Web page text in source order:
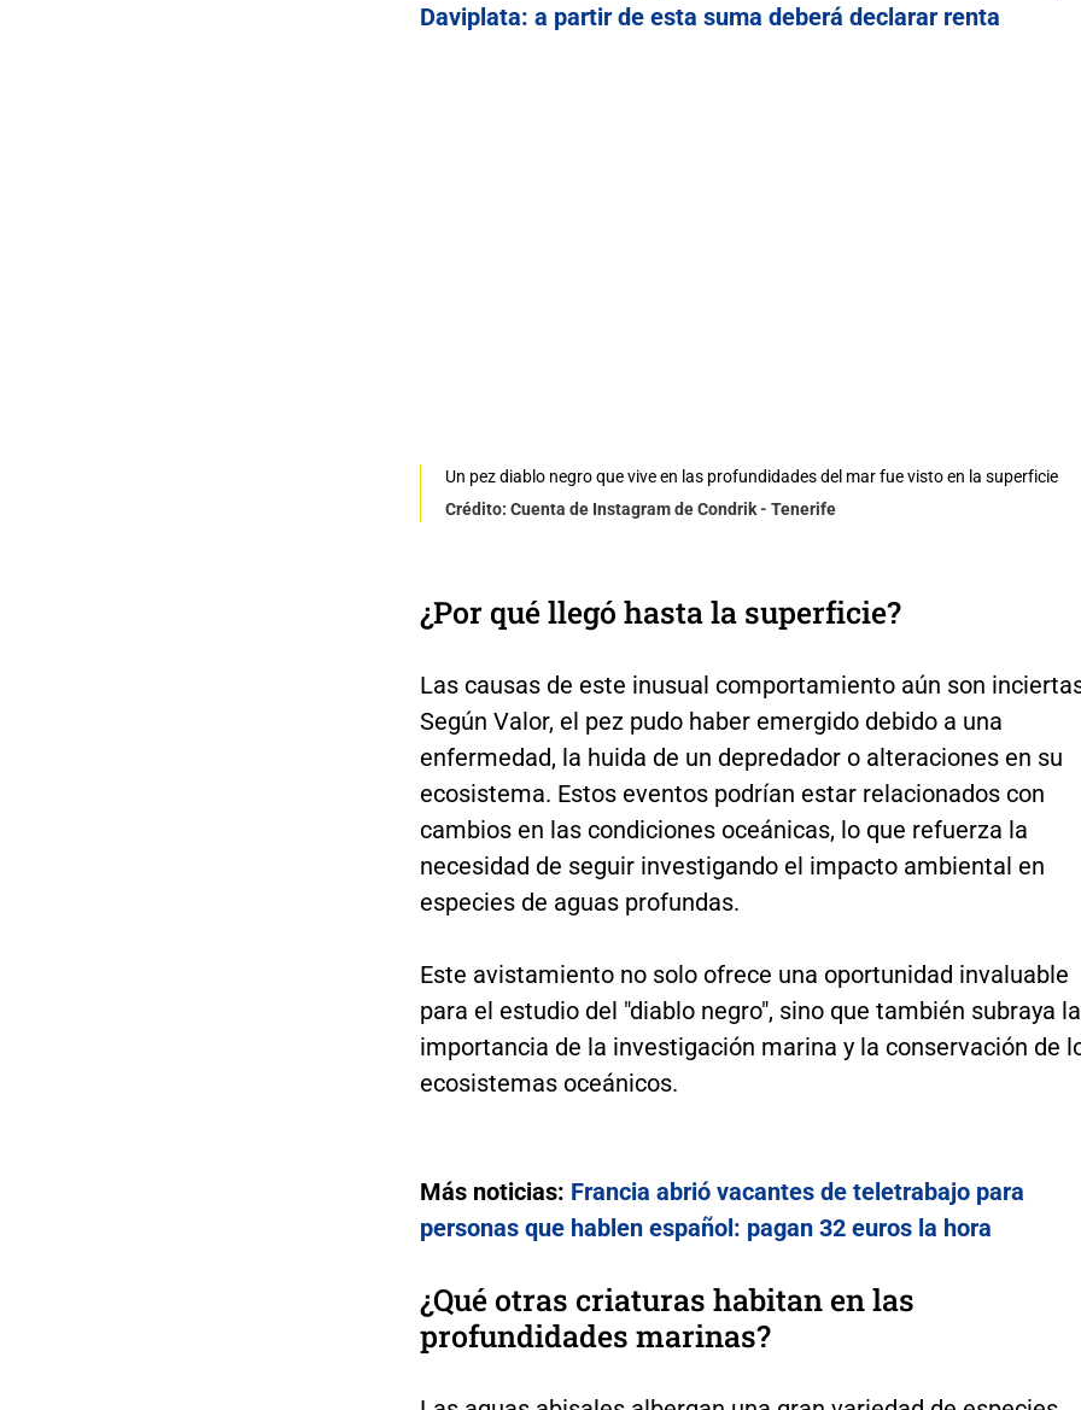
Daviplata: a partir de esta suma deberá declarar renta
Un pez diablo negro que vive en las profundidades del mar fue visto en la superficie
Crédito: Cuenta de Instagram de Condrik - Tenerife
¿Por qué llegó hasta la superficie?
Las causas de este inusual comportamiento aún son
Según Valor, el pez pudo haber emergido debido a una
enfermedad, la huida de un depredador o alteraciones en su
ecosistema. Estos eventos podrían estar relacionados con
cambios en las condiciones oceánicas, lo que refuerza la
necesidad de seguir investigando el impacto ambiental en
especies de aguas profundas.
Este avistamiento no solo ofrece una oportunidad invaluable
para el estudio del "diablo negro", sino que también subraya la
importancia de la investigación marina y la conservación de
ecosistemas oceánicos.
Más noticias: Francia abrió vacantes de teletrabajo para
personas que hablen español: pagan 32 euros la hora
¿Qué otras criaturas habitan en las
profundidades marinas?